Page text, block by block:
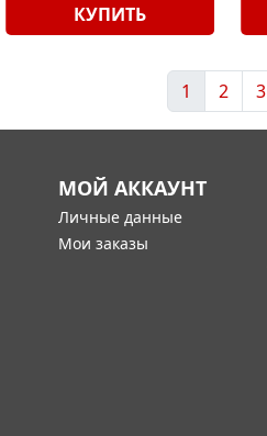
КУПИТЬ
1 2 3
МОЙ АККАУНТ
Личные данные
Мои заказы